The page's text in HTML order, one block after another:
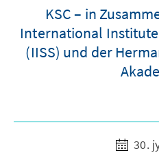
KSC – in
International
(IISS) und der
30.